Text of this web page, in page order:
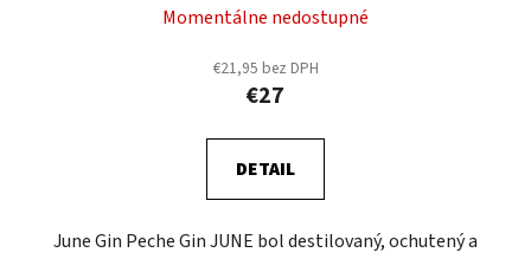
Momentálne nedostupné
€21,95 bez DPH
€27
DETAIL
June Gin Peche Gin JUNE bol destilovaný, ochutený a